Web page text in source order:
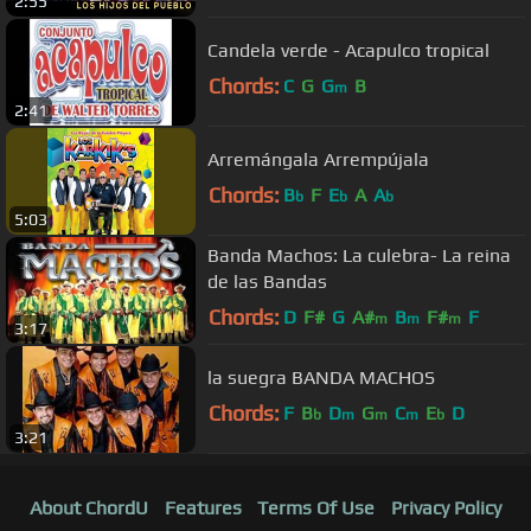
2:41
Candela verde - Acapulco tropical
Chords: C G Gm B
5:03
Arremángala Arrempújala
Chords: Bb F Eb A Ab
3:17
Banda Machos: La culebra- La reina
de las Bandas
Chords: D F# G A#m Bm F#m F
3:21
la suegra BANDA MACHOS
Chords: F Bb Dm Gm Cm Eb D
About ChordU Features Terms Of Use Privacy Policy